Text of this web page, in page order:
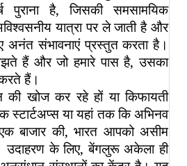
पुराना है, जिसकी समसामयिक
यात्रा पर ले जाती है और
अनंत संभावनाएं प्रस्तुत करता है।
हैं और जो हमारे पास है, उसका
हैं।
की खोज कर रहे हों या किफायती
स्टार्टअप्स या यहां तक कि अभिनव
बाजार की, भारत आपको असीम
के लिए, बेंगलुरू अकेला ही